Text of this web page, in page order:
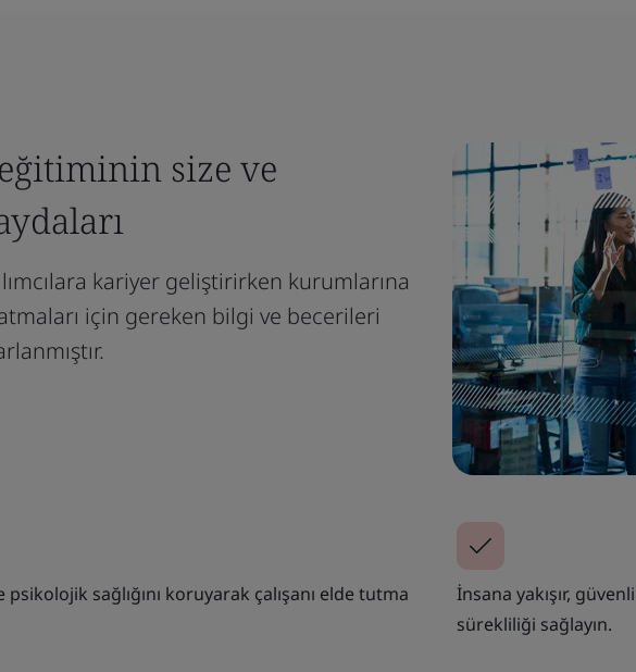
size ve
kariyer geliştirirken kurumlarına
için gereken bilgi ve becerileri
psikolojik sağlığını koruyarak çalışanı elde tutma
İnsana yakışır,
sürekliliği sağlayın.